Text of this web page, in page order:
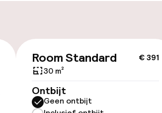
€ 391
Room Standard
30 m²
Ontbijt
Geen ontbijt